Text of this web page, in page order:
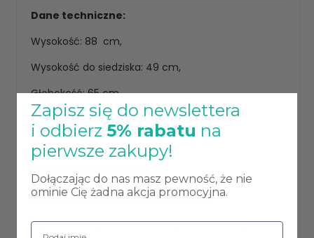
Dane techniczne:
Wysokość: 88 cm,
Wysokość do siedziska: 49 cm,
Głębokość: 65 cm,
Głębokość siedziska: 47 cm,
Szerokość: 53 cm,
Szerokość siedziska: 44 cm ,
Szerokość siedziska z przodu: 49 cm ,
Wysokość do podłokietnika z przodu: 64 cm,
Zapisz się do newslettera
i odbierz 5% rabatu na
pierwsze zakupy!
Dołączając do nas masz pewność, że nie
ominie Cię żadna akcja promocyjna.